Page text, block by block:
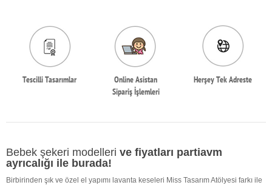
Tescilli Tasarımlar
Online Asistan
Sipariş İşlemleri
Herşey Tek Adreste
Bebek şekeri modelleri ve fiyatları partiavm
ayrıcalığı ile burada!
Birbirinden şık ve özel el yapımı lavanta keseleri Miss Tasarım Atölyesi farkı ile